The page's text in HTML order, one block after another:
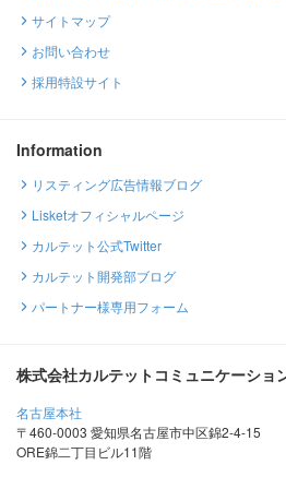
サイトマップ
お問い合わせ
採用特設サイト
Information
リスティング広告情報ブログ
Lisketオフィシャルページ
カルテット公式Twitter
カルテット開発部ブログ
パートナー様専用フォーム
株式会社カルテットコミュニケーショ
名古屋本社
〒460-0003 愛知県名古屋市中区錦2-4-15
ORE錦二丁目ビル11階